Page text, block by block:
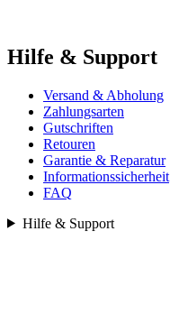
Hilfe & Support
Versand & Abholung
Zahlungsarten
Gutschriften
Retouren
Garantie & Reparatur
Informationssicherheit
FAQ
Hilfe & Support